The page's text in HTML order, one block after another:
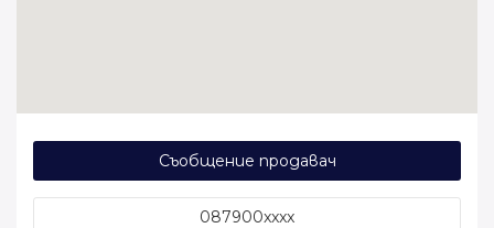
Съобщение продавач
087900xxxx